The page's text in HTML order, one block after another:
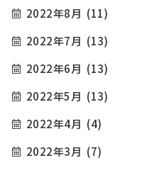
2022年8月 (11)
2022年7月 (13)
2022年6月 (13)
2022年5月 (13)
2022年4月 (4)
2022年3月 (7)